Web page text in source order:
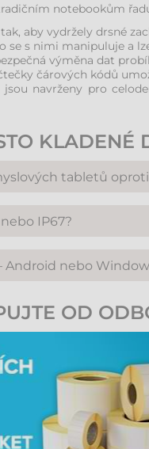
notebookům
aby vydržely drsné
se s nimi manipuluje a
výměna dat
čárových kódů
jsou navrženy pro
KLADENÉ
tabletů
dílů po mnoho
IP67?
minimálně
Android nebo
služby Microsoft a
OD